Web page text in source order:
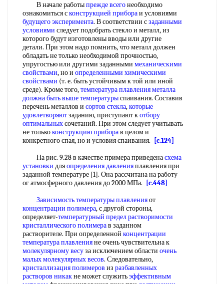
В начале работыпрежде всегонеобходимо
ознакомиться сконструкцией прибораи условиями
будущего эксперимента. В соответствии сзаданными
условиями следует подобрать стекло и металл, из
которого будут изготовлены вводы или другие
детали. При этом надо помнить, что металл должен
обладать не только необходимой прочностью,
упругостью или другими заданными механическими
свойствами, но и определенными химическими
свойствами (т. е. быть устойчивым к той или иной
среде). Кроме того,температура плавления металла
должна бытьвыше температурыспаивания. Составив
перечень металлов и сортов стекла,которые
удовлетворяютзаданию, приступают котбору
оптимальныхсочетаний. При этом следует учитывать
не толькоконструкцию приборав целом и
конкретного спая, но и условия спаивания.
[c.124]
На рис. 9.28 в качестве примера приведенасхема
установки дляопределения давленияплавления при
заданной температуре [1]. Она рассчитана на работу
ог атмосферного давления до 2000 МПа.
[c.448]
Зависимость температуры плавленияот
концентрации полимера, с другой стороны,
определяет-температурный пределрастворимости
кристаллического полимерав заданном
растворителе. При определенной концентрации
температура плавленияне очень чувствительна к
молекулярному весуза исключением области очень
малыхмолекулярных весов. Следовательно,
кристаллизация полимеров из разбавленных
растворов никакне может служитьэффективным